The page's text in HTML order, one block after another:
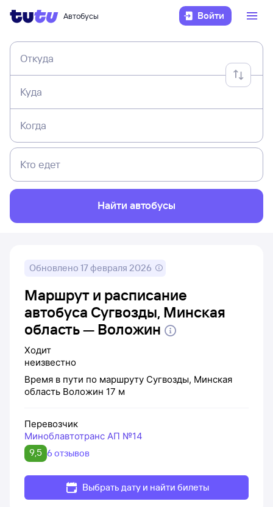
Автобусы Войти
Откуда
Куда
Когда
Кто едет
Найти автобусы
Обновлено 17 февраля 2026
Маршрут и расписание
автобуса Сугвозды, Минская
область — Воложин
Ходит
неизвестно
Время в пути по маршруту Сугвозды, Минская
область Воложин 17 м
Перевозчик
Миноблавтотранс АП №14
9,5 6 отзывов
Выбрать дату и найти билеты